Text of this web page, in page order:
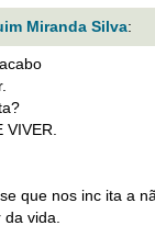
Miranda Silva:
VIVER.
que nos inc ita a
da vida.